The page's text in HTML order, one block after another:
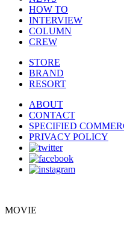
HOW TO
INTERVIEW
COLUMN
CREW
STORE
BRAND
RESORT
ABOUT
CONTACT
SPECIFIED
PRIVACY POLICY
MOVIE